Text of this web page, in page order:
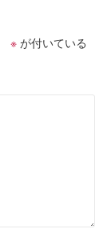
※ が付いている